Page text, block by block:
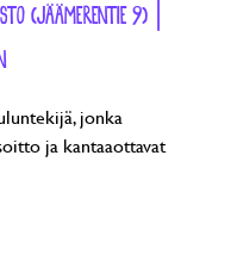
(JÄÄMERENTIE 9) |
jonka
ja kantaaottavat